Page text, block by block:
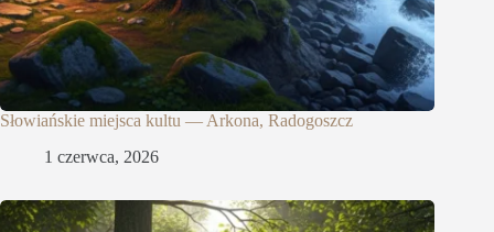
Słowiańskie miejsca kultu — Arkona, Radogoszcz
1 czerwca, 2026